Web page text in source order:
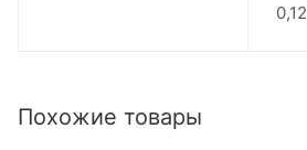
0,12
Похожие товары